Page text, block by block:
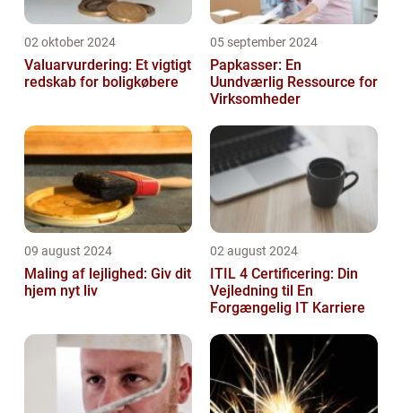
02 oktober 2024
Valuarvurdering: Et vigtigt
redskab for boligkøbere
05 september 2024
Papkasser: En
Uundværlig Ressource for
Virksomheder
09 august 2024
Maling af lejlighed: Giv dit
hjem nyt liv
02 august 2024
ITIL 4 Certificering: Din
Vejledning til En
Forgængelig IT Karriere